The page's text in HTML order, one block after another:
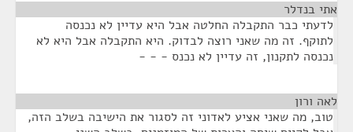
אתי בנדלר
לדעתי כבר התקבלה החלטה אבל היא עדיין לא נכנסה
לתוקף. זה מה שאני רוצה לבדוק. היא התקבלה אבל היא לא
נכנסה לתקנון, זה עדיין לא נכנס - - -
לאה ורון
טוב, מה שאני אציע לאדוני זה לסגור את הישיבה בשלב הזה,